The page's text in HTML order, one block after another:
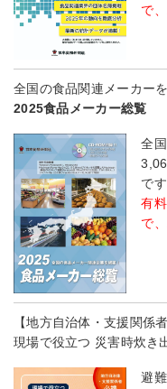
で
全国の食品関連メーカー
2025食品メーカー総覧
全
です
有
で
【地方自治体・支援関係者
現場で役立つ 災害時炊き
避